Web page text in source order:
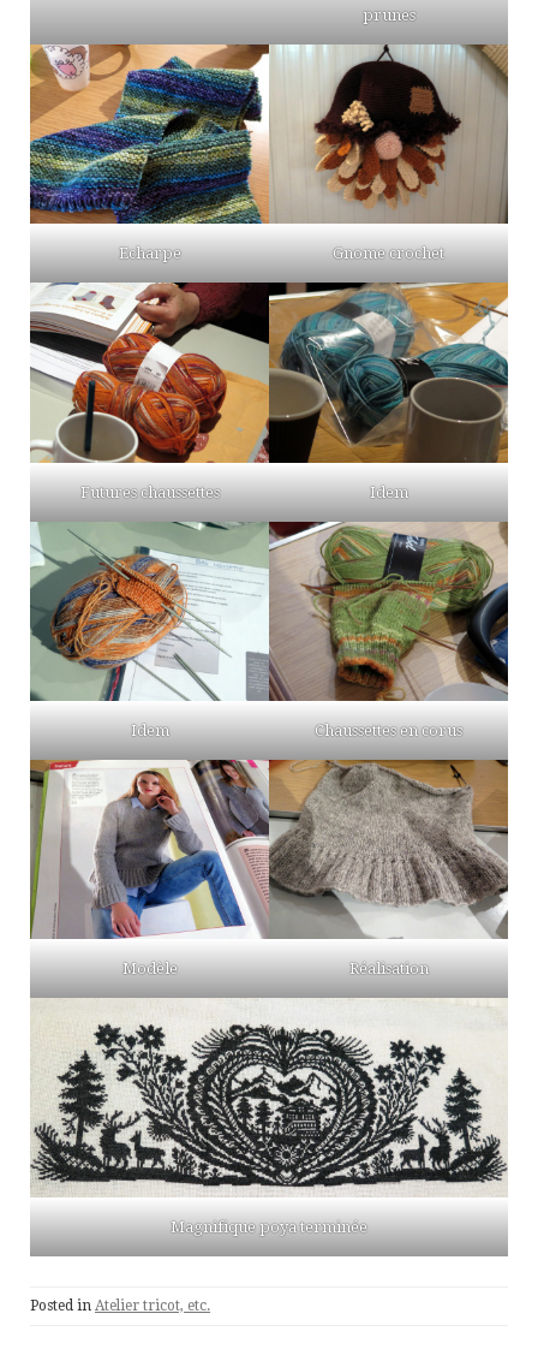
prunes
Echarpe Gnome crochet
Futures chaussettes Idem
Idem Chaussettes en corus
Modèle Réalisation
Magnifique poya terminée
Posted in Atelier tricot, etc.